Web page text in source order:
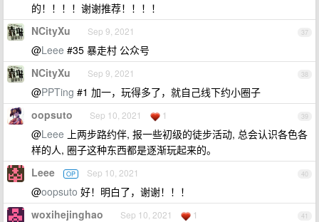
的！！！！谢谢推荐！！！！
37
NCityXu Sep 9, 2021
@Leee #35 暴走村 公众号
38
NCityXu Sep 9, 2021
@PPTing #1 加一，玩得多了，就自己线下约小圈子
39
oopsuto Sep 10, 2021 1
@Leee 上两步路约伴, 报一些初级的徒步活动, 总会认识各色各
样的人, 圈子这种东西都是逐渐玩起来的。
40
Leee OP Sep 10, 2021
@oopsuto 好！明白了，谢谢！！！
41
woxihejinghao Sep 10, 2021 1